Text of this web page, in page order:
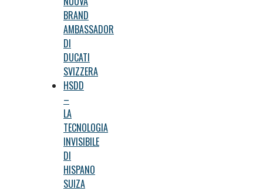
BRAND
AMBASSADOR
DI
DUCATI
SVIZZERA
HSDD
–
LA
TECNOLOGIA
INVISIBILE
DI
HISPANO
SUIZA